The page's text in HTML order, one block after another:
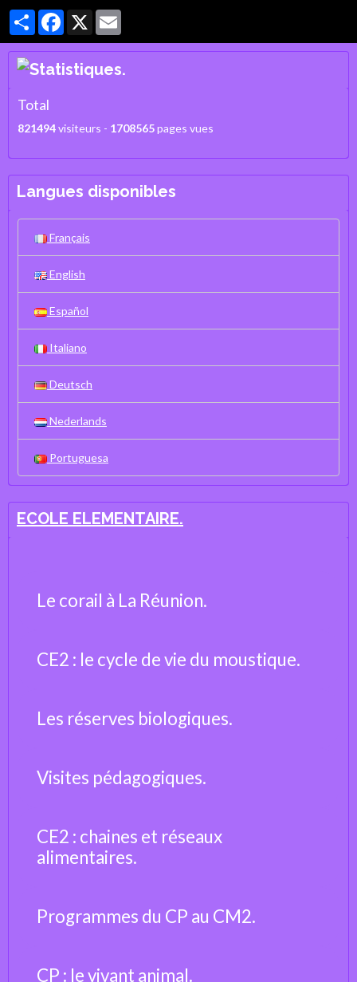
PartagerFacebook
X
Total
821494visiteurs - 1708565pages vues
Langues disponibles
Français
English
Español
Italiano
Deutsch
Nederlands
Portuguesa
ECOLE ELEMENTAIRE.
Le corail à La Réunion.
CE2 : le cycle de vie du moustique.
Les réserves biologiques.
Visites pédagogiques.
CE2 : chaines et réseaux
alimentaires.
Programmes du CP au CM2.
CP : le vivant animal.